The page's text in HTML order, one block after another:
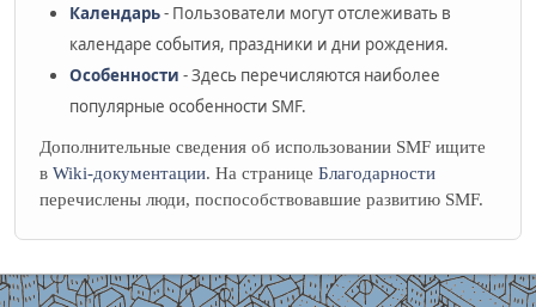
Календарь- Пользователи могут отслеживать в
календаре события, праздники и дни рождения.
Особенности - Здесь перечисляются наиболее
популярные особенности SMF.
Дополнительные сведения об использовании SMF ищите
в Wiki-документации. На странице Благодарности
перечислены люди, поспособствовавшие развитию SMF.